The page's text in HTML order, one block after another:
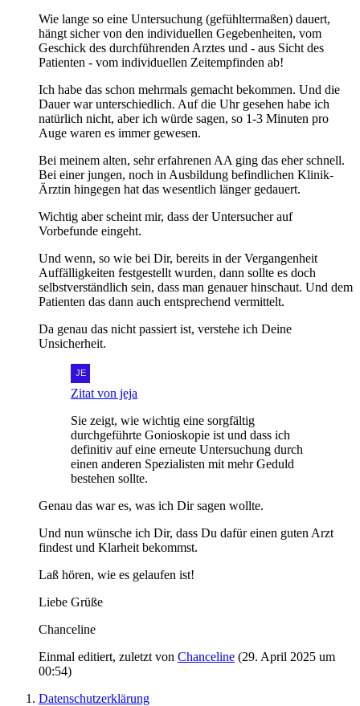
Wie lange so eine Untersuchung (gefühltermaßen) dauert,
hängt sicher von den individuellen Gegebenheiten, vom
Geschick des durchführenden Arztes und - aus Sicht des
Patienten - vom individuellen Zeitempfinden ab!
Ich habe das schon mehrmals gemacht bekommen. Und die
Dauer war unterschiedlich. Auf die Uhr gesehen habe ich
natürlich nicht, aber ich würde sagen, so 1-3 Minuten pro
Auge waren es immer gewesen.
Bei meinem alten, sehr erfahrenen AA ging das eher schnell.
Bei einer jungen, noch in Ausbildung befindlichen Klinik-
Ärztin hingegen hat das wesentlich länger gedauert.
Wichtig aber scheint mir, dass der Untersucher auf
Vorbefunde eingeht.
Und wenn, so wie bei Dir, bereits in der Vergangenheit
Auffälligkeiten festgestellt wurden, dann sollte es doch
selbstverständlich sein, dass man genauer hinschaut. Und dem
Patienten das dann auch entsprechend vermittelt.
Da genau das nicht passiert ist, verstehe ich Deine
Unsicherheit.
Zitat von jeja
Sie zeigt, wie wichtig eine sorgfältig
durchgeführte Gonioskopie ist und dass ich
definitiv auf eine erneute Untersuchung durch
einen anderen Spezialisten mit mehr Geduld
bestehen sollte.
Genau das war es, was ich Dir sagen wollte.
Und nun wünsche ich Dir, dass Du dafür einen guten Arzt
findest und Klarheit bekommst.
Laß hören, wie es gelaufen ist!
Liebe Grüße
Chanceline
Einmal editiert, zuletzt von Chanceline (29. April 2025 um
00:54)
Datenschutzerklärung